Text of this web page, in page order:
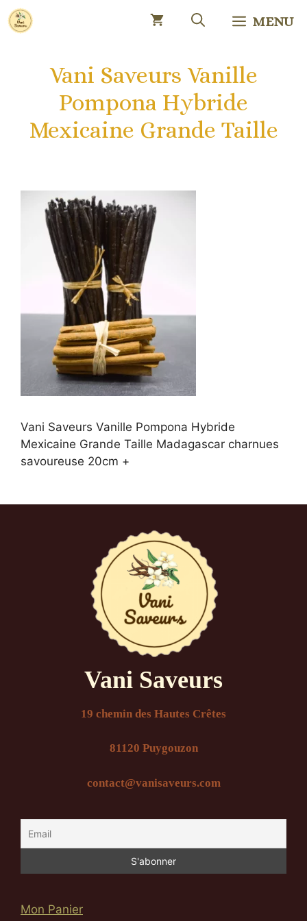
Aller
au
MENU
Vani Saveurs Vanille
Pompona Hybride
Mexicaine Grande Taille
Vani Saveurs Vanille Pompona Hybride
Mexicaine Grande Taille Madagascar charnues
savoureuse 20cm +
Vani Saveurs
19 chemin des Hautes Crêtes
81120 Puygouzon
contact@vanisaveurs.com
Mon Panier